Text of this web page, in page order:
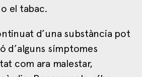
el tabac.
d’una substància pot
d’alguns símptomes
com ara malestar,